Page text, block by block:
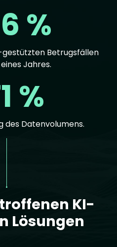
%
Betrugsfällen
Jahres.
%
Datenvolumens.
KI-
Lösungen